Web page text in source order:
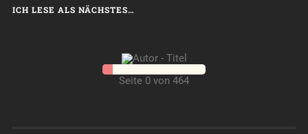
ICH LESE ALS NÄCHSTES…
Seite 0 von 464